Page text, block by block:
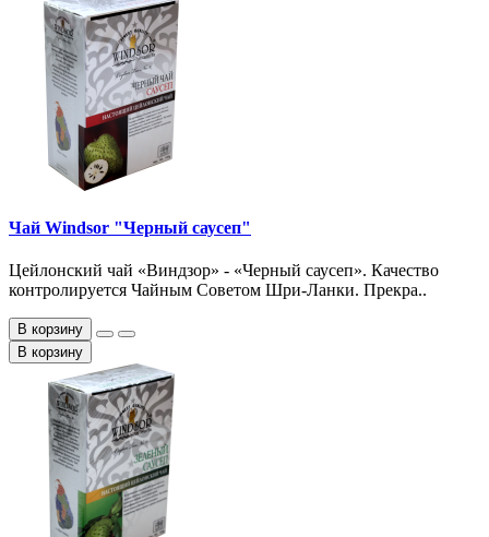
Чай Windsor "Черный саусеп"
Цейлонский чай «Виндзор» - «Черный саусеп». Качество
контролируется Чайным Советом Шри-Ланки. Прекра..
В корзину
В корзину